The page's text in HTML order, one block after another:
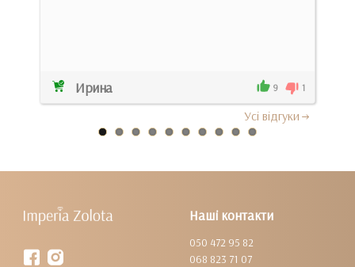
Ирина 9 1
Усi вiдгуки
Наші контакти
050 472 95 82
068 823 71 07